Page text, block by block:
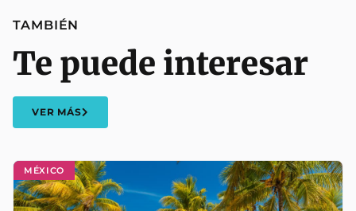
MÉXICO
TAMBIÉN
Te puede interesar
VER MÁS